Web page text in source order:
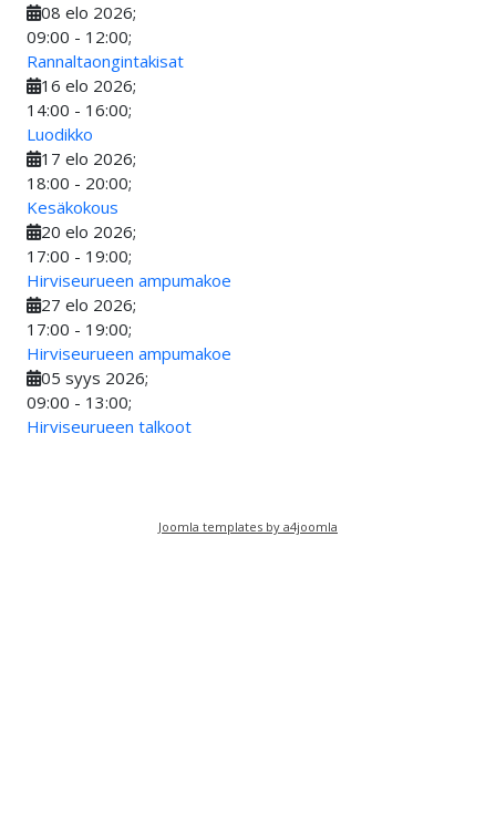
08 elo 2026;
09:00 - 12:00;
Rannaltaongintakisat
16 elo 2026;
14:00 - 16:00;
Luodikko
17 elo 2026;
18:00 - 20:00;
Kesäkokous
20 elo 2026;
17:00 - 19:00;
Hirviseurueen ampumakoe
27 elo 2026;
17:00 - 19:00;
Hirviseurueen ampumakoe
05 syys 2026;
09:00 - 13:00;
Hirviseurueen talkoot
Joomla templates by a4joomla